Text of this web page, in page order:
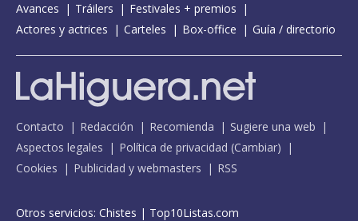
Avances
Tráilers
Festivales + premios
Actores y actrices
Carteles Box-office Guía / directorio
Contacto Redacción Recomienda
Sugiere una web
Aspectos legales
Política de privacidad (Cambiar)
Cookies
Publicidad y webmasters RSS
Otros servicios: Chistes | Top10Listas.com